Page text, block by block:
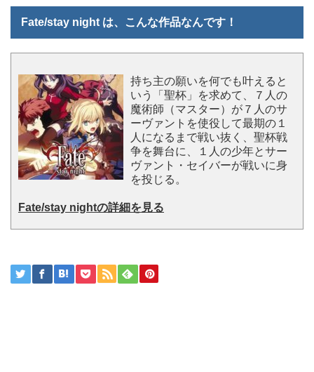
Fate/stay night は、こんな作品なんです！
持ち主の願いを何でも叶えると
いう「聖杯」を求めて、７人の
魔術師（マスター）が７人のサ
ーヴァントを使役して最期の１
人になるまで戦い抜く、聖杯戦
争を舞台に、１人の少年とサー
ヴァント・セイバーが戦いに身
を投じる。
Fate/stay nightの詳細を見る